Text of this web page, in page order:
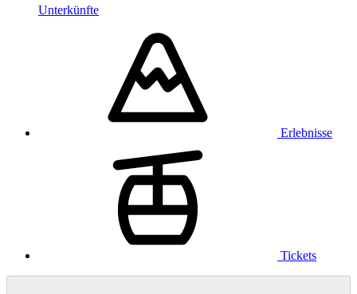
Unterkünfte
Erlebnisse
Tickets